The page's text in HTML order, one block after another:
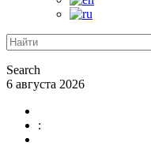
Search
6 августа 2026
: